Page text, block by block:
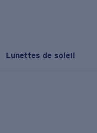
Lunettes de soleil